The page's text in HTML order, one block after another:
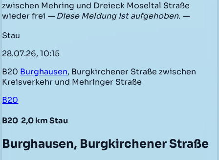
zwischen Mehring und Dreieck Moseltal Straße
wieder frei — Diese Meldung ist aufgehoben. —
Stau
28.07.26, 10:15
B20 Burghausen, Burgkirchener Straße zwischen
Kreisverkehr und Mehringer Straße
B20
B20 2,0 km Stau
Burghausen, Burgkirchener Straße